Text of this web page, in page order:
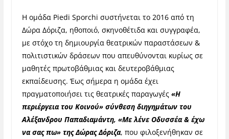
Η ομάδα Piedi Sporchi συστήνεται το 2016 από τη
Δώρα Δόριζα, ηθοποιό, σκηνοθέτιδα και συγγραφέα,
με στόχο τη δημιουργία θεατρικών παραστάσεων &
πολιτιστικών δράσεων που απευθύνονται κυρίως σε
μαθητές πρωτοβάθμιας και δευτεροβάθμιας
εκπαίδευσης. Έως σήμερα η ομάδα έχει
πραγματοποιήσει τις θεατρικές παραγωγές «Η
περιέργεια του Κοινού» σύνθεση διηγημάτων του
Αλέξανδρου Παπαδιαμάντη, «Με λένε Οδυσσέα & έχω
να σας πω» της Δώρας Δόριζα, που φιλοξενήθηκαν σε